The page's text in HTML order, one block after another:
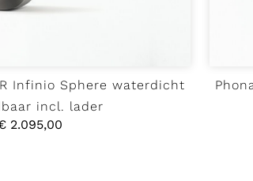
Infinio Sphere waterdicht
incl. lader
2.095,00